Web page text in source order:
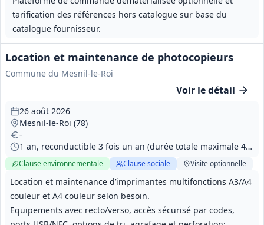
tarification des références hors catalogue sur base du
catalogue fournisseur.
Location et maintenance de photocopieurs
Commune du Mesnil-le-Roi
Voir le détail
Location et maintenance d’imprimantes multifonctions A3/A4
couleur et A4 couleur selon besoin.
Equipements avec recto/verso, accès sécurisé par codes,
26 août 2026
Mesnil-le-Roi (78)
-
1 an, reconductible 3 fois un an (durée totale maximale 4 ans)
Clause environnementale Clause sociale Visiteoptionnelle